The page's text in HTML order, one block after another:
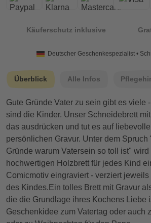
Käuferschutz inklusive
Deutscher Geschenkespezialist •
Überblick Alle Infos
Gute Gründe Vater zu sein gibt es viele
sind die Kinder. Unser Schneidebrett
das ausdrücken und tut es auf
persönlichen Gravur. Unter dem Spruch
Gründe warum Vatersein so toll ist" wird
hochwertigen Holzbrett für jedes Kind
Comicmotiv eingraviert - verziert jeweils
des Kindes.Ein tolles Brett mit Gravur
die die Grundlage ihres Kochens Liebe
Geschenkidee zum Vatertag oder auch